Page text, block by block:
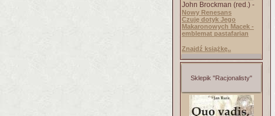
John Brockman (red.) -
Nowy Renesans
Czuję dotyk Jego
Makaronowych Macek -
emblemat pastafarian
Znajdź książkę..
Sklepik "Racjonalisty"